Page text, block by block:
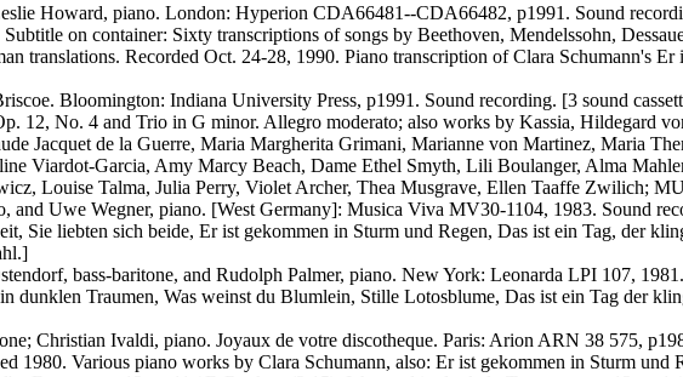
Howard, piano. London: Hyperion CDA66481--CDA66482, p1991. Sound
on container: Sixty transcriptions of songs by Beethoven, Mendelssohn,
translations. Recorded Oct. 24-28, 1990. Piano transcription of Clara Schumann's
Bloomington: Indiana University Press, p1991. Sound recording. [3 sound
12, No. 4 and Trio in G minor. Allegro moderato; also works by Kassia, Hildegard
Jacquet de la Guerre, Maria Margherita Grimani, Marianne von Martinez, Maria
Viardot-Garcia, Amy Marcy Beach, Dame Ethel Smyth, Lili Boulanger, Alma
Louise Talma, Julia Perry, Violet Archer, Thea Musgrave, Ellen Taaffe Zwilich;
and Uwe Wegner, piano. [West Germany]: Musica Viva MV30-1104, 1983. Sound
Sie liebten sich beide, Er ist gekommen in Sturm und Regen, Das ist ein Tag, der
bass-baritone, and Rudolph Palmer, piano. New York: Leonarda LPI 107,
dunklen Traumen, Was weinst du Blumlein, Stille Lotosblume, Das ist ein Tag der
Christian Ivaldi, piano. Joyaux de votre discotheque. Paris: Arion ARN 38 575,
1980. Various piano works by Clara Schumann, also: Er ist gekommen in Sturm und